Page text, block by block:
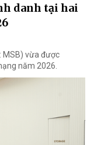
danh tại hai
MSB) vừa được
năm 2026.